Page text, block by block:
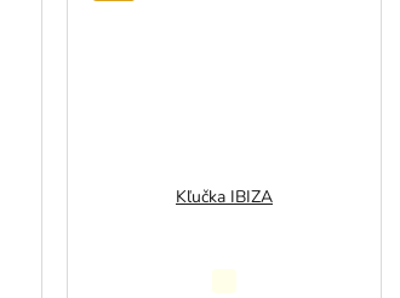
Kľučka IBIZA